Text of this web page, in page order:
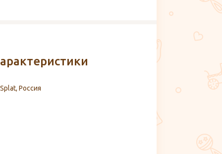
Splat, Россия